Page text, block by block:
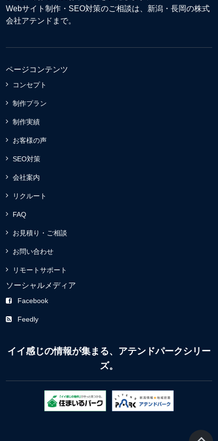
Webサイト制作 ・ SEO対策のご相談は、新潟・長岡の株式
会社アテンドまで。
ページコンテンツ
コンセプト
制作プラン
制作実績
お客様の声
SEO対策
会社案内
リクルート
FAQ
お見積り・ご相談
お問い合わせ
リモートサポート
ソーシャルメディア
Facebook
Feedly
イイ感じの情報が集まる、アテンドパークシリー
ズ。